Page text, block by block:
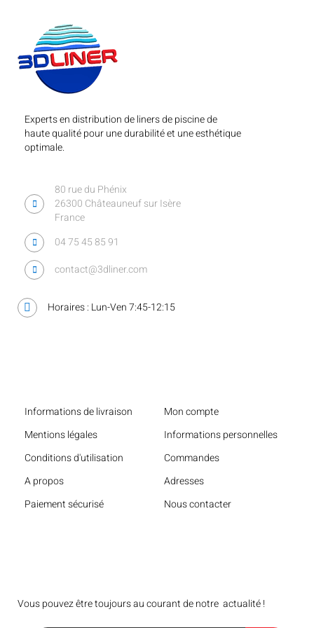
Experts en distribution de liners de piscine de
haute qualité pour une durabilité et une esthétique
optimale.
80 rue du Phénix
26300 Châteauneuf sur Isère
France
04 75 45 85 91
contact@3dliner.com
Horaires : Lun-Ven 7:45-12:15
Informations de livraison
Mentions légales
Conditions d'utilisation
A propos
Paiement sécurisé
Mon compte
Informations personnelles
Commandes
Adresses
Nous contacter
Vous pouvez être toujours au courant de notre actualité !